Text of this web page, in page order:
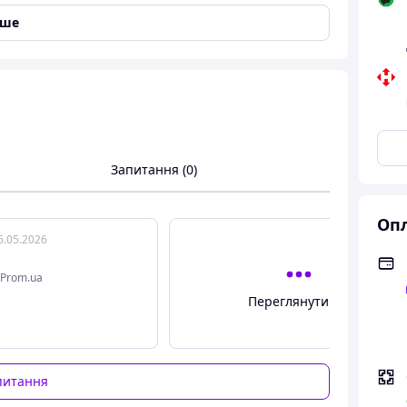
Чорний
Запитання (0)
Переглянути всі